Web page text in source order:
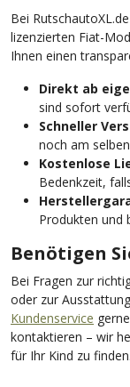
Bei
lizenzierten Fiat-
Ihnen einen
Direkt ab
sind sofort
Schneller
noch am
Kostenlose
Bedenkzeit,
Produkten und
Benötigen
Bei Fragen zur
oder zur
Kundenservice
kontaktieren – wir
für Ihr Kind zu finden.